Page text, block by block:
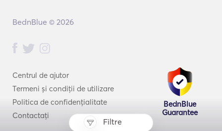
Filtre
Centrul de ajutor
Termeni și condiții de utilizare
Politica de confidențialitate
Contactați
BednBlue
Guarantee
BednBlue © 2026